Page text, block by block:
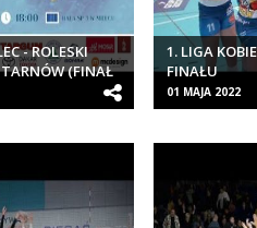
- ROLESKI
(FINAŁ
1. LIGA
FINAŁU
01 MAJA 2022